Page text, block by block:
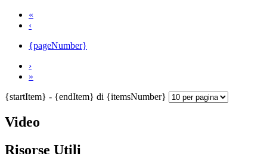
«
‹
{pageNumber}
›
»
{startItem} - {endItem} di {itemsNumber}
Video
Risorse Utili